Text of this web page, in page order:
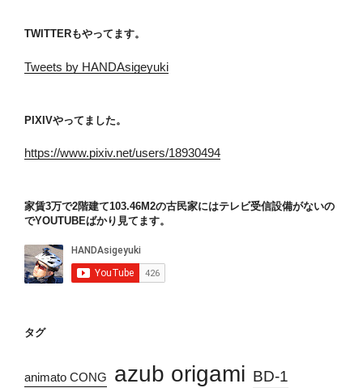
TWITTERもやってます。
Tweets by HANDAsigeyuki
PIXIVやってました。
https://www.pixiv.net/users/18930494
家賃3万で2階建て103.46M2の古民家にはテレビ受信設備がないの
でYOUTUBEばかり見てます。
タグ
animato CONG azub origami BD-1